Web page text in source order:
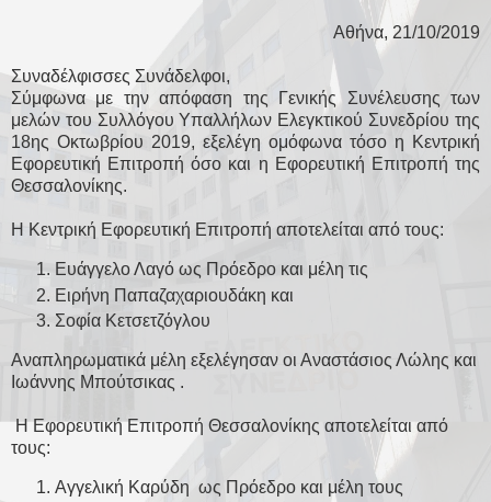
Αθήνα, 21/10/2019
Συναδέλφισσες Συνάδελφοι,
Σύμφωνα με την απόφαση της Γενικής Συνέλευσης των
μελών του Συλλόγου Υπαλλήλων Ελεγκτικού Συνεδρίου της
18ης Οκτωβρίου 2019, εξελέγη ομόφωνα τόσο η Κεντρική
Εφορευτική Επιτροπή όσο και η Εφορευτική Επιτροπή της
Θεσσαλονίκης.
Η Κεντρική Εφορευτική Επιτροπή αποτελείται από τους:
Ευάγγελο Λαγό ως Πρόεδρο και μέλη τις
Ειρήνη Παπαζαχαριουδάκη και
Σοφία Κετσετζόγλου
Αναπληρωματικά μέλη εξελέγησαν οι Αναστάσιος Λώλης και
Ιωάννης Μπούτσικας .
Η Εφορευτική Επιτροπή Θεσσαλονίκης αποτελείται από
τους:
Αγγελική Καρύδη ως Πρόεδρο και μέλη τους